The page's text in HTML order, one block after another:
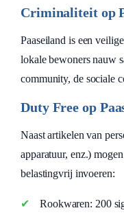
Criminaliteit op
Paaseiland is een
lokale bewoners nauw
community, de sociale
Duty Free op
Naast artikelen van
apparatuur, enz.)
belastingvrij invoeren:
Rookwaren: 200